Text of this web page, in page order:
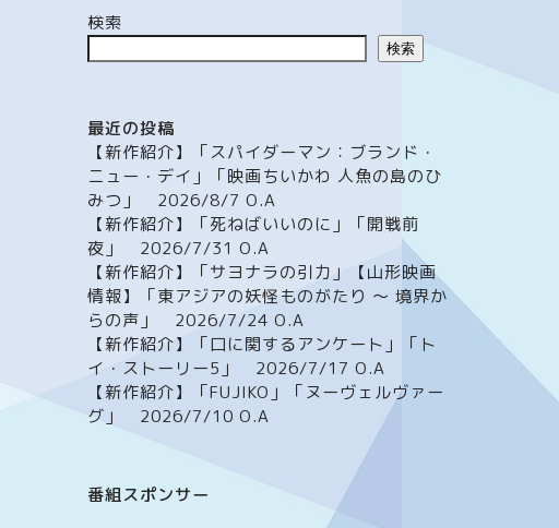
検索
検索
最近の投稿
【新作紹介】「スパイダーマン：ブランド・
ニュー・デイ」「映画ちいかわ 人魚の島のひ
みつ」 2026/8/7 O.A
【新作紹介】「死ねばいいのに」「開戦前
夜」 2026/7/31 O.A
【新作紹介】「サヨナラの引力」【山形映画
情報】「東アジアの妖怪ものがたり ～ 境界か
らの声」 2026/7/24 O.A
【新作紹介】「口に関するアンケート」「ト
イ・ストーリー5」 2026/7/17 O.A
【新作紹介】「FUJIKO」「ヌーヴェルヴァー
グ」 2026/7/10 O.A
番組スポンサー